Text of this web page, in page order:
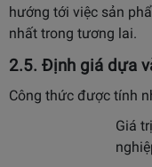
hướng tới việc sản
nhất trong tương lai.
2.5. Định giá dựa
Công thức được tính
Giá